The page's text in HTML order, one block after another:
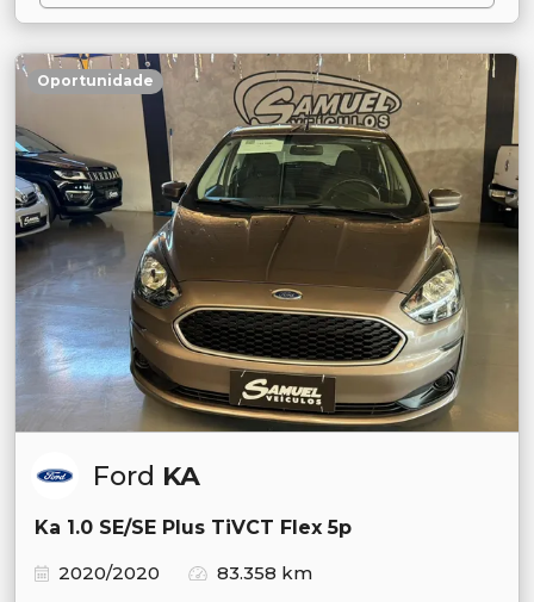
Oportunidade
Ford KA
Ka 1.0 SE/SE Plus TiVCT Flex 5p
2020/2020
83.358 km